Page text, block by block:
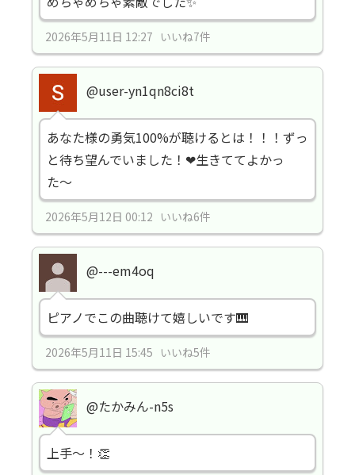
2026年5月11日 12:27 いいね7件
@user-yn1qn8ci8t
あなた様の勇気100%が聴けるとは！！！ずっ
と待ち望んでいました！❤生きててよかっ
た〜
2026年5月12日 00:12 いいね6件
@---em4oq
ピアノでこの曲聴けて嬉しいです🎹
2026年5月11日 15:45 いいね5件
@たかみん-n5s
上手～！👏